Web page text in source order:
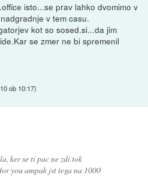
isto...se prav lahko dvomimo v
v tem casu.
kot so sosed.si...da jim
se zmer ne bi spremenil
ob 10:17)
ker se ti pac ne zdi tok
you ampak jst tega na 1000